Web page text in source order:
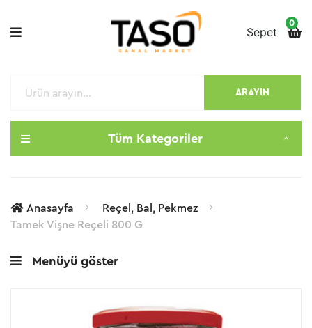
0
Sepet
Tüm Kategoriler
ARAYIN
Anasayfa
Reçel, Bal, Pekmez
Tamek Vişne Reçeli 800 G
Menüyü göster